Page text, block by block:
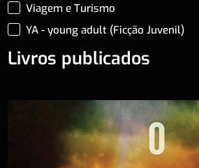
Viagem e Turismo
YA - young adult (Ficção Juvenil)
Livros publicados